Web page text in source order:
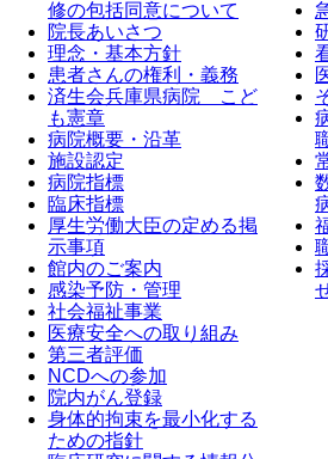
修の包括同意について
院長あいさつ
理念・基本方針
患者さんの権利・義務
済生会兵庫県病院 こど
も憲章
病院概要・沿革
施設認定
病院指標
臨床指標
厚生労働大臣の定める掲
示事項
館内のご案内
感染予防・管理
社会福祉事業
医療安全への取り組み
第三者評価
NCDへの参加
院内がん登録
身体的拘束を最小化する
ための指針